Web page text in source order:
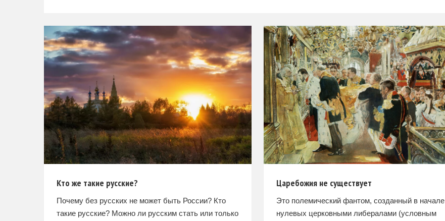
Кто же такие русские?
Почему без русских не может быть России? Кто
такие русские? Можно ли русским стать или только
Царебожия не существует
Это полемический фантом, созданный в начале
нулевых церковными либералами (условным